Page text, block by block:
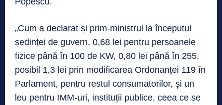
„Cum a declarat și prim-ministrul la începutul
ședinței de guvern, 0,68 lei pentru persoanele
fizice până în 100 de KW, 0,80 lei până în 255,
posibil 1,3 lei prin modificarea Ordonanței 119 în
Parlament, pentru restul consumatorilor, și un
leu pentru IMM-uri, instituții publice, ceea ce se